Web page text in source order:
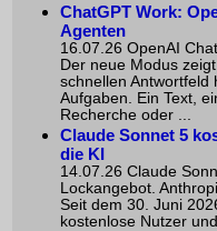
ChatGPT Work:
Agenten
16.07.26 OpenAI
Der neue Modus
schnellen Antwortfeld
Aufgaben. Ein Text,
Recherche oder ...
Claude Sonnet 5
die KI
14.07.26 Claude
Lockangebot.
Seit dem 30. Juni
kostenlose Nutzer und